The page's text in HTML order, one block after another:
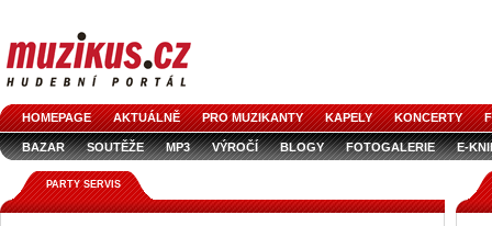
HOMEPAGE AKTUÁLNĚ PRO MUZIKANTY KAPELY KONCERTY
BAZAR SOUTĚŽE MP3 VÝROČÍ BLOGY FOTOGALERIE E-
PARTY SERVIS